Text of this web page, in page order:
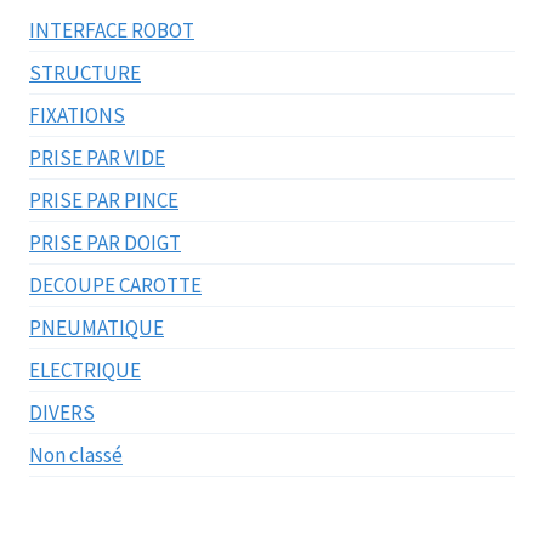
INTERFACE ROBOT
STRUCTURE
FIXATIONS
PRISE PAR VIDE
PRISE PAR PINCE
PRISE PAR DOIGT
DECOUPE CAROTTE
PNEUMATIQUE
ELECTRIQUE
DIVERS
Non classé